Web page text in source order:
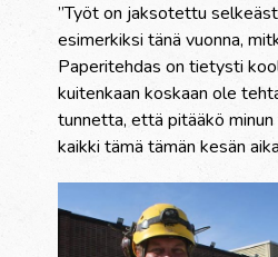
”Työt on jaksotettu
esimerkiksi tänä vuonna,
Paperitehdas on tietysti
kuitenkaan koskaan ole
tunnetta, että pitääkö
kaikki tämä tämän kesän